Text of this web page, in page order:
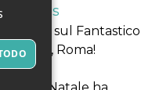
Clubes
riflettori sul Fantastico
Roma!